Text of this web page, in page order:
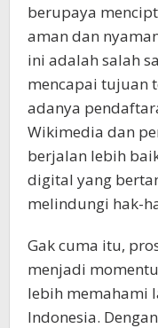
berupaya
aman dan
ini adalah salah
mencapai tujuan
adanya
Wikimedia dan
berjalan lebih
digital yang
melindungi hak-
Gak cuma itu,
menjadi
lebih memahami
Indonesia.